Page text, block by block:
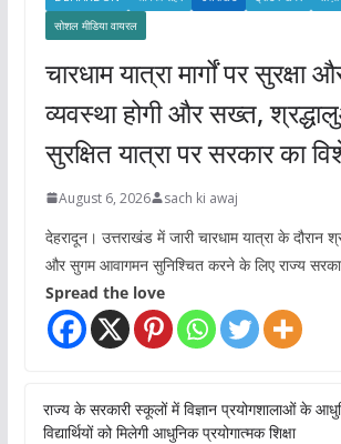
सोशल मीडिया वायरल
चारधाम यात्रा मार्गों पर सुरक्षा
व्यवस्था होगी और सख्त,
सुरक्षित यात्रा पर सरकार का
August 6, 2026 sach ki awaj
देहरादून। उत्तराखंड में जारी चारधाम यात्रा के दौरान
और सुगम आवागमन सुनिश्चित करने के लिए राज्य
Spread the love
राज्य के सरकारी स्कूलों में विज्ञान प्रयोगशालाओं के
विद्यार्थियों को मिलेगी आधुनिक प्रयोगात्मक शिक्षा